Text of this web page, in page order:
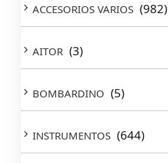
ACCESORIOS VARIOS (982)
AITOR (3)
BOMBARDINO (5)
INSTRUMENTOS (644)